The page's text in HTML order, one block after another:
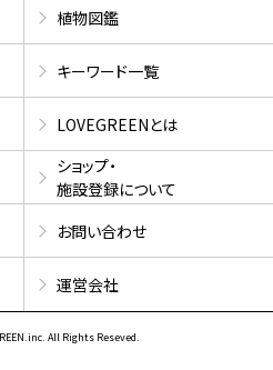
植物図鑑
キーワード一覧
LOVEGREENとは
ショップ・
施設登録について
お問い合わせ
運営会社
All Rights Reseved.